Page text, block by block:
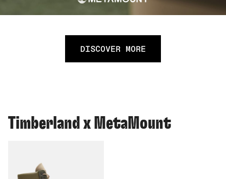
DISCOVER MORE
Timberland x MetaMount